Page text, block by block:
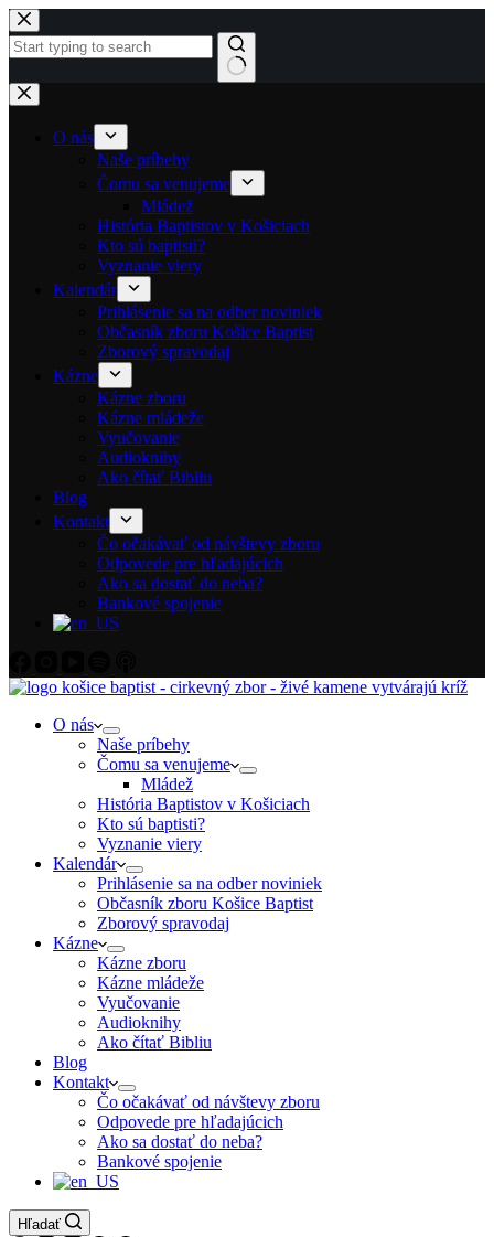
Skip to content
No results
O nás
Naše príbehy
Čomu sa venujeme
Mládež
História Baptistov v Košiciach
Kto sú baptisti?
Vyznanie viery
Kalendár
Prihlásenie sa na odber noviniek
Občasník zboru Košice Baptist
Zborový spravodaj
Kázne
Kázne zboru
Kázne mládeže
Vyučovanie
Audioknihy
Ako čítať Bibliu
Blog
Kontakt
Čo očakávať od návštevy zboru
Odpovede pre hľadajúcich
Ako sa dostať do neba?
Bankové spojenie
O nás
Naše príbehy
Čomu sa venujeme
Mládež
História Baptistov v Košiciach
Kto sú baptisti?
Vyznanie viery
Kalendár
Prihlásenie sa na odber noviniek
Občasník zboru Košice Baptist
Zborový spravodaj
Kázne
Kázne zboru
Kázne mládeže
Vyučovanie
Audioknihy
Ako čítať Bibliu
Blog
Kontakt
Čo očakávať od návštevy zboru
Odpovede pre hľadajúcich
Ako sa dostať do neba?
Bankové spojenie
Hľadať